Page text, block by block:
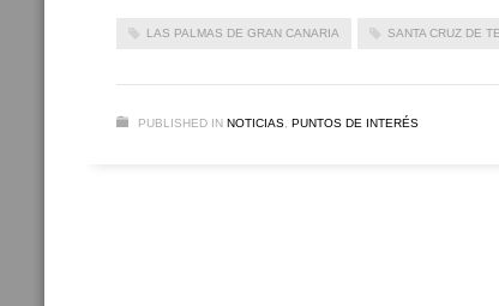
LAS PALMAS DE GRAN CANARIA SANTA CRUZ DE
PUBLISHED IN NOTICIAS PUNTOS DE INTERÉS